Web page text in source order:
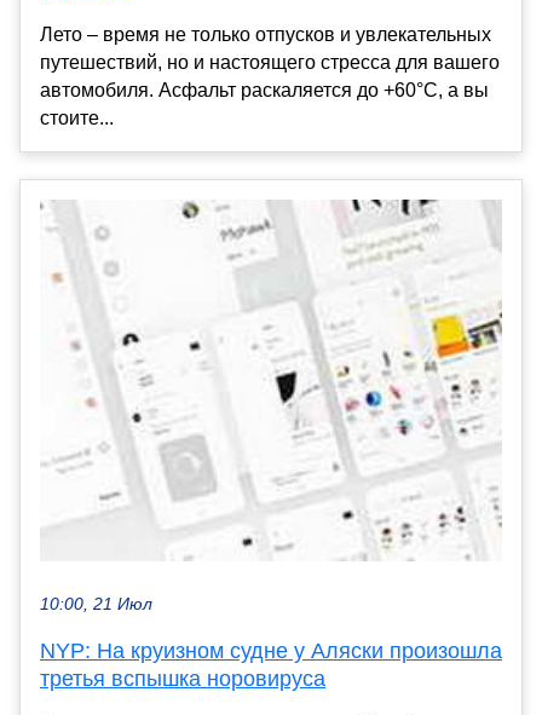
Лето – время не только отпусков и увлекательных
путешествий, но и настоящего стресса для вашего
автомобиля. Асфальт раскаляется до +60°C, а вы
стоите...
10:00, 21 Июл
NYP: На круизном судне у Аляски произошла
третья вспышка норовируса